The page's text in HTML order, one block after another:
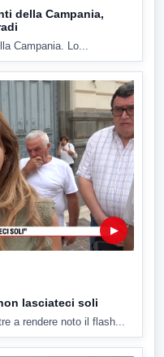
della Campania,
Campania. Lo...
▶
lasciateci soli
a rendere noto il flash...